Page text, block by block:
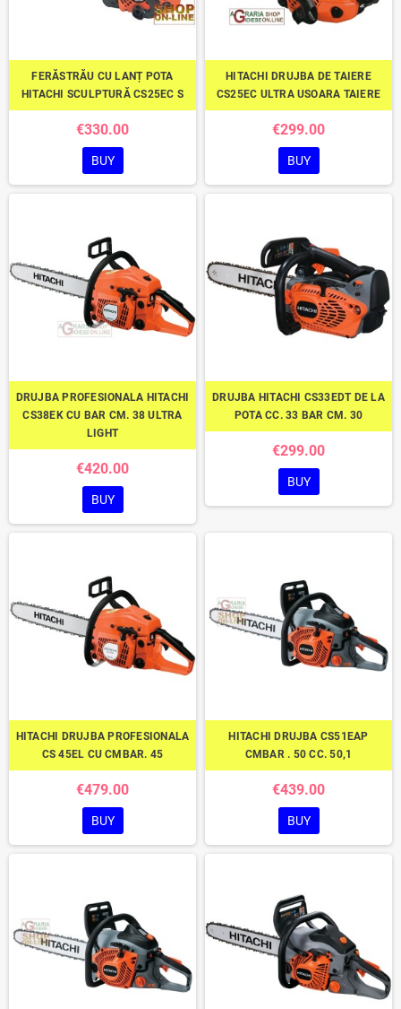
FERĂSTRĂU CU LANȚ POTA
HITACHI SCULPTURĂ CS25EC S
€330.00
BUY
HITACHI DRUJBA DE TAIERE
CS25EC ULTRA USOARA TAIERE
€299.00
BUY
DRUJBA PROFESIONALA HITACHI
CS38EK CU BAR CM. 38 ULTRA
LIGHT
€420.00
BUY
DRUJBA HITACHI CS33EDT DE LA
POTA CC. 33 BAR CM. 30
€299.00
BUY
HITACHI DRUJBA PROFESIONALA
CS 45EL CU CMBAR. 45
€479.00
BUY
HITACHI DRUJBA CS51EAP
CMBAR . 50 CC. 50,1
€439.00
BUY